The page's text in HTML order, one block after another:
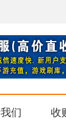
们 收